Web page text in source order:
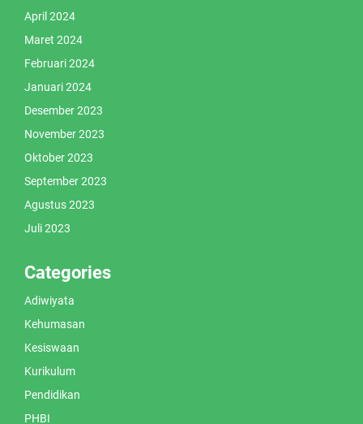
April 2024
Maret 2024
Februari 2024
Januari 2024
Desember 2023
November 2023
Oktober 2023
September 2023
Agustus 2023
Juli 2023
Categories
Adiwiyata
Kehumasan
Kesiswaan
Kurikulum
Pendidikan
PHBI